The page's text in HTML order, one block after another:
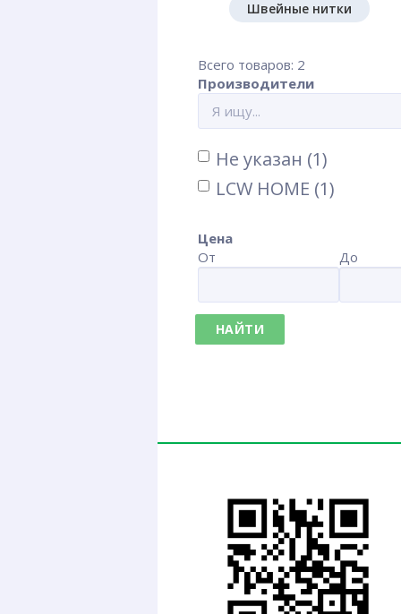
Швейные нитки
Всего товаров: 2
Производители
Не указан (1)
LCW HOME (1)
Цена
От
До
НАЙТИ